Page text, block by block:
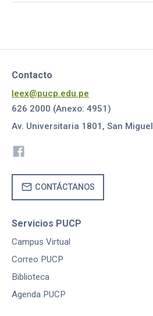
Contacto
leex@pucp.edu.pe
626 2000 (Anexo: 4951)
Av. Universitaria 1801, San Miguel
mail CONTÁCTANOS
Servicios PUCP
Campus Virtual
Correo PUCP
Biblioteca
Agenda PUCP